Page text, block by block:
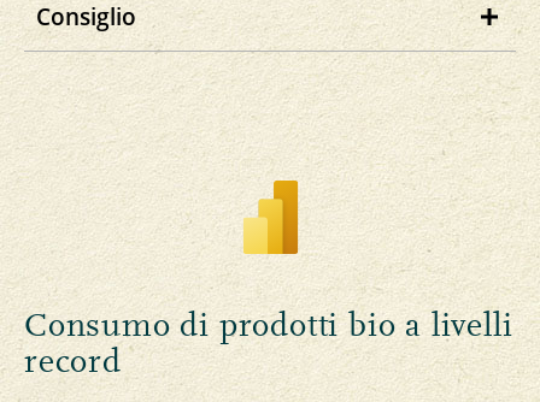
Consiglio
Cliccate sui singoli Cantoni per monitorare
il numero delle aziende cantonali bio negli
ultimi dieci anni.
Consumo di prodotti bio a livelli
record